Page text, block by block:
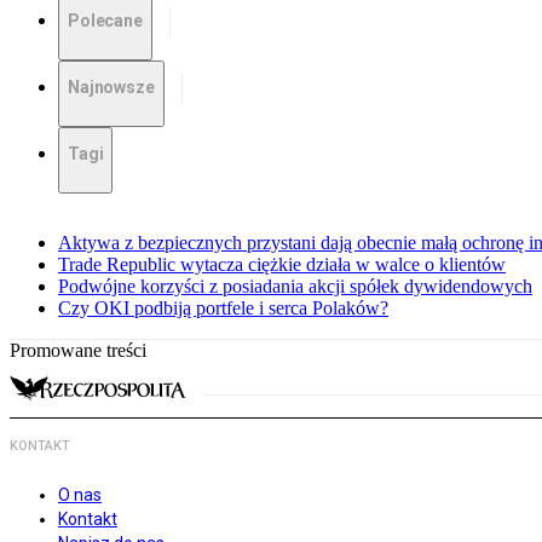
Polecane
Najnowsze
Tagi
Aktywa z bezpiecznych przystani dają obecnie małą ochronę
Trade Republic wytacza ciężkie działa w walce o klientów
Podwójne korzyści z posiadania akcji spółek dywidendowych
Czy OKI podbiją portfele i serca Polaków?
Promowane treści
KONTAKT
O nas
Kontakt